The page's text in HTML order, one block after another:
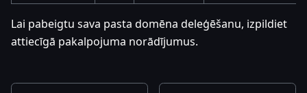
Lai pabeigtu sava pasta domēna deleģēšanu, izpildiet
attiecīgā pakalpojuma norādījumus.